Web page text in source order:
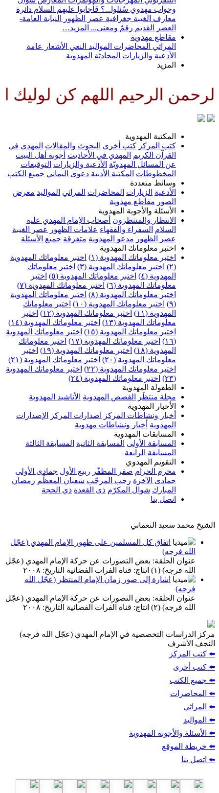
وجواب مهدوي سُئلوا...؟ فَأجابوا عليهم السلام دائرة
معارف الغيبة جغرافية عصر الظهور
النيابة العامة-
العصر القديم رقمٌ ومعنى... المزيد…
مقاطع مهدوية
المراثي المحاضرات المواليد النعي الأشعار
عامة
الأدعية والزيارات المحادثة المهدوية
المزيد
الرحيم اللهم كن لوليك
المكتبة المهدوية
كتب المركز كتب أخرى البحوث والمقالات المهدي في
القرآن الكريم
المهدي في الأحاديث أجوبة أهل البيت
عن المسائل المهدويّة الأدعية والزيارات التوقيعات
المخطوطات المكتبة الأدبية دعوى اليماني جميع الكتب
وسائط متعددة
الأدعية الزيارات المحاضرات المراثي المواليد معرض
الصور مقاطع مهدوية
الأسئلة والأجوبة المهدوية
الانتظار والمنتظرون أصحاب الإمام المهدي عليه
السلام السفراء والفقهاء علامات الظهور
عصر الغيبة
عصر الظهور مدعو المهدوية متفرقة جميع الأسئلة
اختبر معلوماتك المهدوية
اختبر معلوماتك المهدوية (١)
اختبر معلوماتك المهدوية
(٢)
اختبر معلوماتك المهدوية (٣)
اختبر معلوماتك
المهدوية (٤)
اختبر معلوماتك المهدوية (٥)
اختبر
معلوماتك المهدوية (٦)
اختبر معلوماتك المهدوية (٧)
اختبر معلوماتك المهدوية (٨)
اختبر معلوماتك المهدوية
(٩)
اختبر معلوماتك المهدوية (١٠)
اختبر معلوماتك
المهدوية (١١)
اختبر معلوماتك المهدوية (١٢)
اختبر
معلوماتك المهدوية (١٣)
اختبر معلوماتك المهدوية (١٤)
اختبر معلوماتك المهدوية (١٥)
اختبر معلوماتك المهدوية
(١٦)
اختبر معلوماتك المهدوية (١٧)
اختبر معلوماتك
المهدوية (١٨)
اختبر معلوماتك المهدوية (١٩)
اختبر
معلوماتك المهدوية (٢٠)
اختبر معلوماتك المهدوية (٢١)
اختبر معلوماتك المهدوية (٢٢)
اختبر معلوماتك المهدوية
(٢٣)
اختبر معلوماتك المهدوية (٢٤)
الطفولة المهدوية
مجلة منتظَر
القصص المهدوية الأناشيد المهدوية
الأخبار المهدوية
أخبار ونشاطات المركز
اصدارات المركز
الإصدارات
المهدوية أخبار ونشاطات مهدوية
المسابقات المهدوية
المسابقة الأولى المسابقة الثانية المسابقة الثالثة
المسابقة الرابعة
التقويم المهدوي
محرم الحرام صفر المظفّر ربيع الأول جمادى الأولى
جمادى الآخرة رجب المرجّب شعبان المعظّم رمضان
المبارك شوال المكرّم ذي القعدة ذي الحجة
اتصل بنا
الشيخ محمد سعيد النعماني
اتفاق كل المسلمين على ظهور الإمام المهدي (عجّل
الله فرجه)
عنوان الحلقة: بعض التصورات عن حركة الإمام المهدي (عجّل
الله فرجه) (١) انتاج: قناة الفرات الفضائية التاريخ: ٢٠٠٨
اشارة إلى صور زمان الإمام المنتظر (عجّل الله
فرجه)
عنوان الحلقة: بعض التصورات عن حركة الإمام المهدي (عجّل
الله فرجه) (٢) انتاج: قناة الفرات الفضائية التاريخ: ٢٠٠٨
مركز الدراسات التخصصية في الإمام المهدي (عجّل الله فرجه)
النجف الأشرف
⬅️ كتب المركز
⬅️ كتب أخرى
⬅️ جميع الكتب
⬅️ المحاضرات
⬅️ المراثي
⬅️ المواليد
⬅️ الأسئلة والأجوبة المهدوية
⬅️ خريطة الموقع
⬅️ اتصل بنا